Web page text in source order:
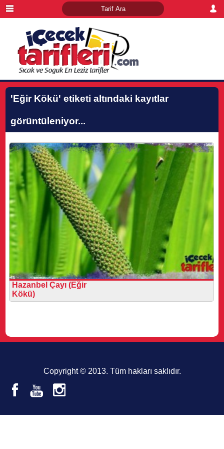
'Eğir Kökü' etiketi altındaki kayıtlar
görüntüleniyor...
Hazanbel Çayı (Eğir
Kökü)
Copyright © 2013. Tüm hakları saklıdır.